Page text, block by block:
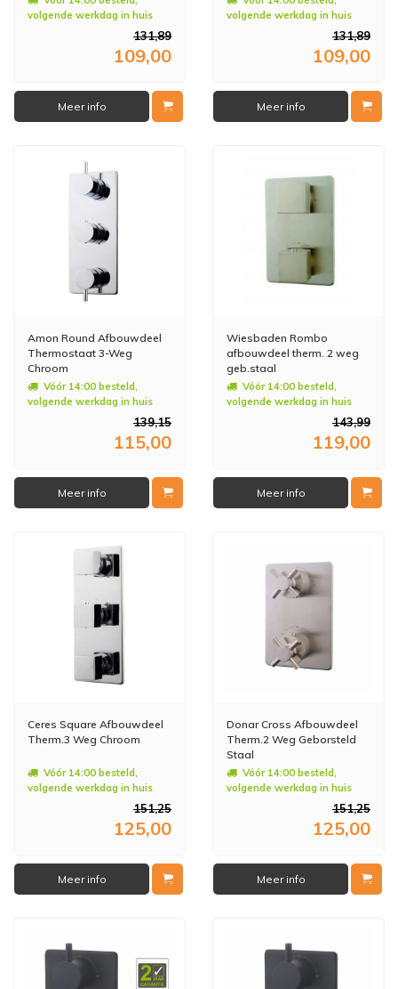
volgende werkdag in huis
131,89
109,00
Meer info
volgende werkdag in huis
131,89
109,00
Meer info
Amon Round Afbouwdeel
Thermostaat 3-Weg
Chroom
Vóór 14:00 besteld,
volgende werkdag in huis
139,15
115,00
Meer info
Wiesbaden Rombo
afbouwdeel therm. 2 weg
geb.staal
Vóór 14:00 besteld,
volgende werkdag in huis
143,99
119,00
Meer info
Ceres Square Afbouwdeel
Therm.3 Weg Chroom
Vóór 14:00 besteld,
volgende werkdag in huis
151,25
125,00
Meer info
Donar Cross Afbouwdeel
Therm.2 Weg Geborsteld
Staal
Vóór 14:00 besteld,
volgende werkdag in huis
151,25
125,00
Meer info